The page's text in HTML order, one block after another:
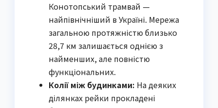
Конотопський трамвай —
найпівнічніший в Україні. Мережа
загальною протяжністю близько
28,7 км залишається однією з
найменших, але повністю
функціональних.
Колії між будинками: На деяких
ділянках рейки прокладені